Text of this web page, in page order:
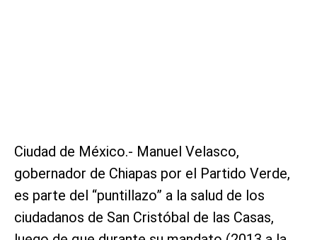
Ciudad de México.- Manuel Velasco,
gobernador de Chiapas por el Partido Verde,
es parte del “puntillazo” a la salud de los
ciudadanos de San Cristóbal de las Casas,